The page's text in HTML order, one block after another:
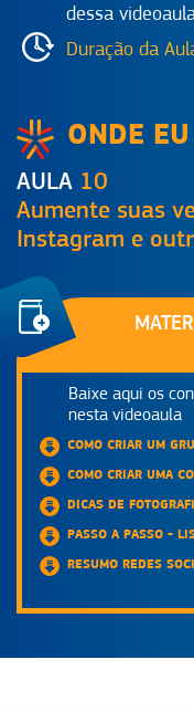
dessa
Duração da
ONDE
AULA 10
Aumente suas
Instagram e
Baixe aqui os
nesta videoaula
COMO CRIAR UM
COMO CRIAR UMA
DICAS DE
PASSO A PASSO -
RESUMO REDES